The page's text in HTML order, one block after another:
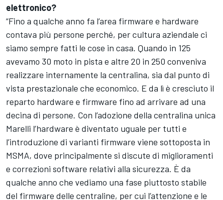
elettronico?
“Fino a qualche anno fa l’area firmware e hardware
contava più persone perché, per cultura aziendale ci
siamo sempre fatti le cose in casa. Quando in 125
avevamo 30 moto in pista e altre 20 in 250 conveniva
realizzare internamente la centralina, sia dal punto di
vista prestazionale che economico. E da lì è cresciuto il
reparto hardware e firmware fino ad arrivare ad una
decina di persone. Con l’adozione della centralina unica
Marelli l’hardware è diventato uguale per tutti e
l’introduzione di varianti firmware viene sottoposta in
MSMA, dove principalmente si discute di miglioramenti
e correzioni software relativi alla sicurezza. È da
qualche anno che vediamo una fase piuttosto stabile
del firmware delle centraline, per cui l’attenzione e le